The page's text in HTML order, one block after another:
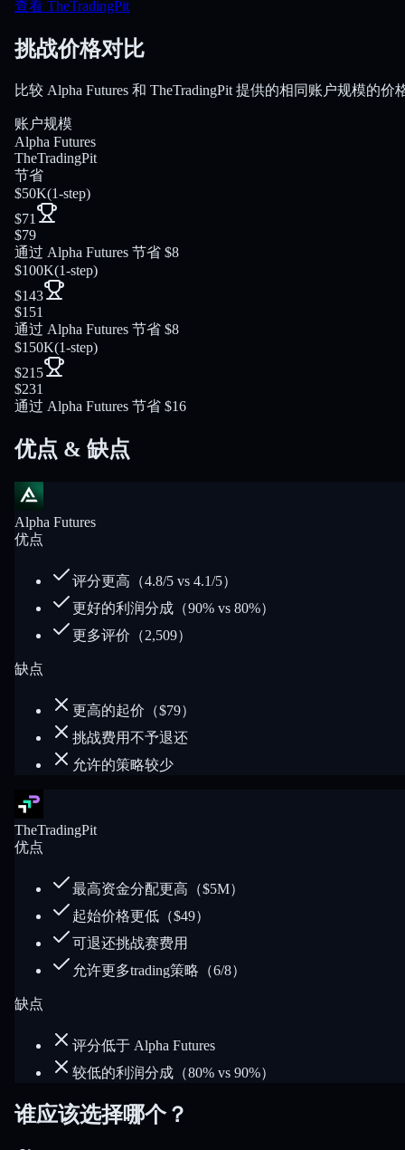
查看 TheTradingPit
挑战价格对比
比较 Alpha Futures 和 TheTradingPit 提供的相同账户规模的价
账户规模
Alpha Futures
TheTradingPit
节省
$50K(1-step)
$71
$79
通过 Alpha Futures 节省 $8
$100K(1-step)
$143
$151
通过 Alpha Futures 节省 $8
$150K(1-step)
$215
$231
通过 Alpha Futures 节省 $16
优点 & 缺点
Alpha Futures
优点
评分更高（4.8/5 vs 4.1/5）
更好的利润分成（90% vs 80%）
更多评价（2,509）
缺点
更高的起价（$79）
挑战费用不予退还
允许的策略较少
TheTradingPit
优点
最高资金分配更高（$5M）
起始价格更低（$49）
可退还挑战赛费用
允许更多trading策略（6/8）
缺点
评分低于 Alpha Futures
较低的利润分成（80% vs 90%）
谁应该选择哪个？